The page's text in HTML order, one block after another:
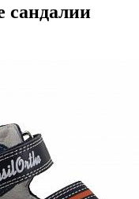
сандалии